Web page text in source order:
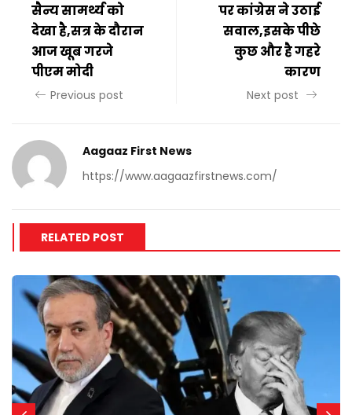
सैन्य सामर्थ्य को
देखा है,सत्र के दौरान
आज खूब गरजे
पीएम मोदी
Previous post
पर कांग्रेस ने उठाई
सवाल,इसके पीछे
कुछ और है गहरे
कारण
Next post
Aagaaz First News
https://www.aagaazfirstnews.com/
RELATED POST